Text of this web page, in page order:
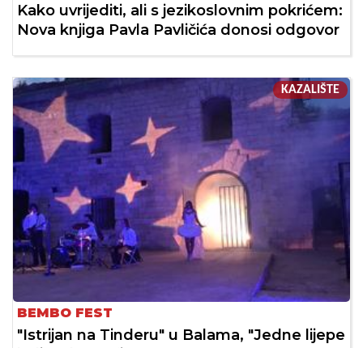
Kako uvrijediti, ali s jezikoslovnim pokrićem:
Nova knjiga Pavla Pavličića donosi odgovor
KAZALIŠTE
BEMBO FEST
"Istrijan na Tinderu" u Balama, "Jedne lijepe